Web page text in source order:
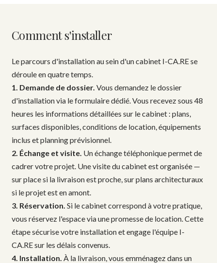
Comment s'installer
Le parcours d'installation au sein d'un cabinet I-CA.RE se
déroule en quatre temps.
1. Demande de dossier. Vous demandez le dossier
d'installation via le formulaire dédié. Vous recevez sous 48
heures les informations détaillées sur le cabinet : plans,
surfaces disponibles, conditions de location, équipements
inclus et planning prévisionnel.
2. Échange et visite. Un échange téléphonique permet de
cadrer votre projet. Une visite du cabinet est organisée —
sur place si la livraison est proche, sur plans architecturaux
si le projet est en amont.
3. Réservation. Si le cabinet correspond à votre pratique,
vous réservez l'espace via une promesse de location. Cette
étape sécurise votre installation et engage l'équipe I-
CA.RE sur les délais convenus.
4. Installation. À la livraison, vous emménagez dans un